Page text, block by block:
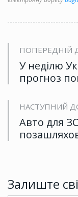
ПОПЕРЕДНІЙ
У неділю
прогноз
НАСТУПНИЙ
Авто для
Залиште